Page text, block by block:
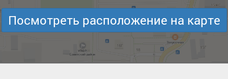
Посмотреть расположение на карте